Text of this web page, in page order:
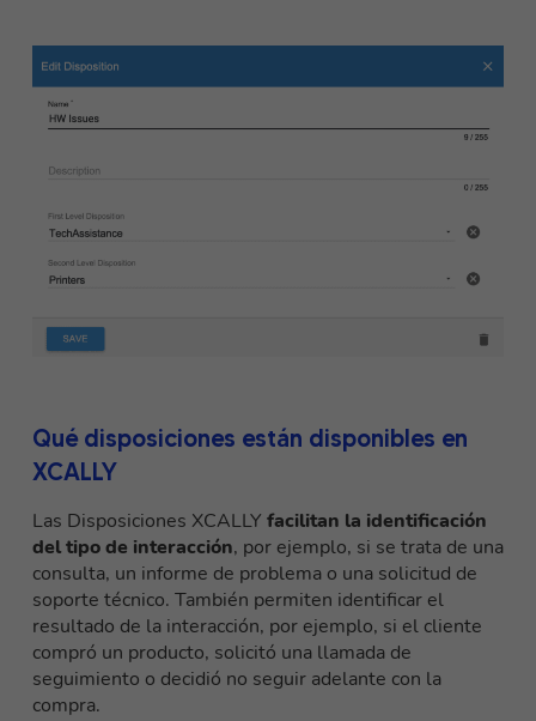
Qué disposiciones están disponibles en
XCALLY
Las Disposiciones XCALLY facilitan la identificación
del tipo de interacción, por ejemplo, si se trata de una
consulta, un informe de problema o una solicitud de
soporte técnico. También permiten identificar el
resultado de la interacción, por ejemplo, si el cliente
compró un producto, solicitó una llamada de
seguimiento o decidió no seguir adelante con la
compra.